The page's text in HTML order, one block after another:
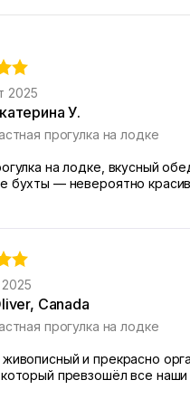
2025
У.
прогулка на лодке
на лодке, вкусный
бухты — невероятно
Canada
прогулка на лодке
и прекрасно
превзошёл все наши